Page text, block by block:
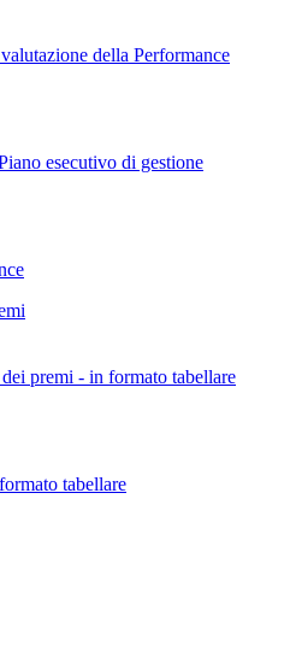
della Performance
esecutivo di gestione
premi - in formato tabellare
tabellare